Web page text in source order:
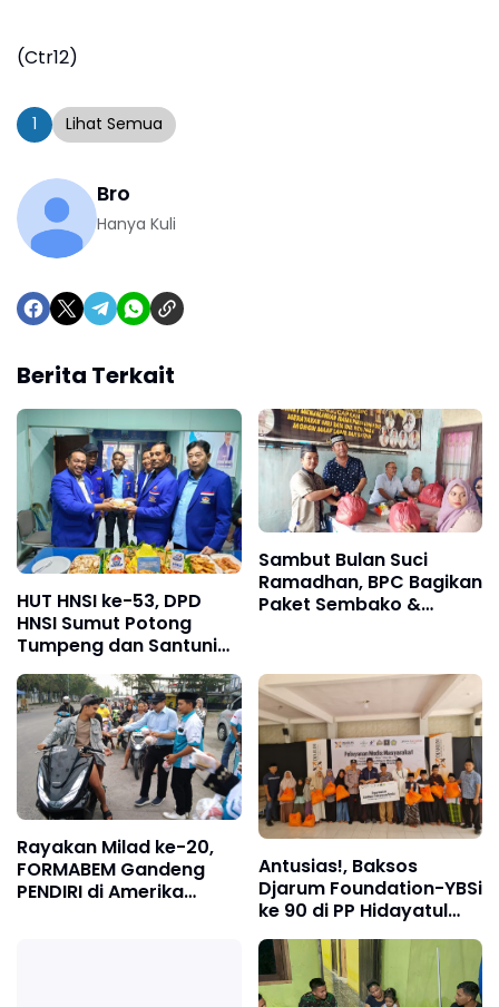
(Ctr12)
1 Lihat Semua
Bro
Hanya Kuli
Berita Terkait
HUT HNSI ke-53, DPD
HNSI Sumut Potong
Tumpeng dan Santuni
Anak Yatim
Sambut Bulan Suci
Ramadhan, BPC Bagikan
Paket Sembako &
Rayakan Milad ke-20,
FORMABEM Gandeng
PENDIRI di Amerika
Antusias!, Baksos
Djarum Foundation-YBSi
ke 90 di PP Hidayatul
Muttaalimin